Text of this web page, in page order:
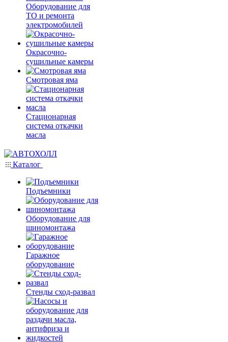
Оборудование для
ТО и ремонта
электромобилей
Окрасочно-
сушильные камеры
Смотровая яма
Стационарная
система откачки
масла
Каталог
Подъемники
Оборудование для
шиномонтажа
Гаражное
оборудование
Стенды сход-развал